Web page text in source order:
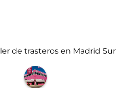
de trasteros en Madrid Sur